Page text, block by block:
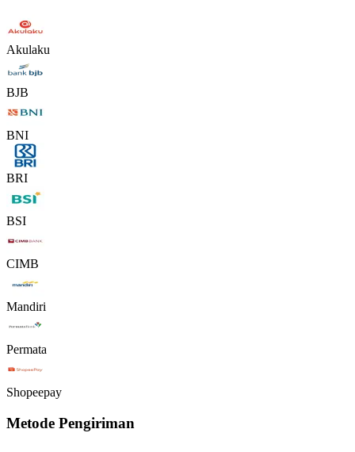
Akulaku
BJB
BNI
BRI
BSI
CIMB
Mandiri
Permata
Shopeepay
Metode Pengiriman